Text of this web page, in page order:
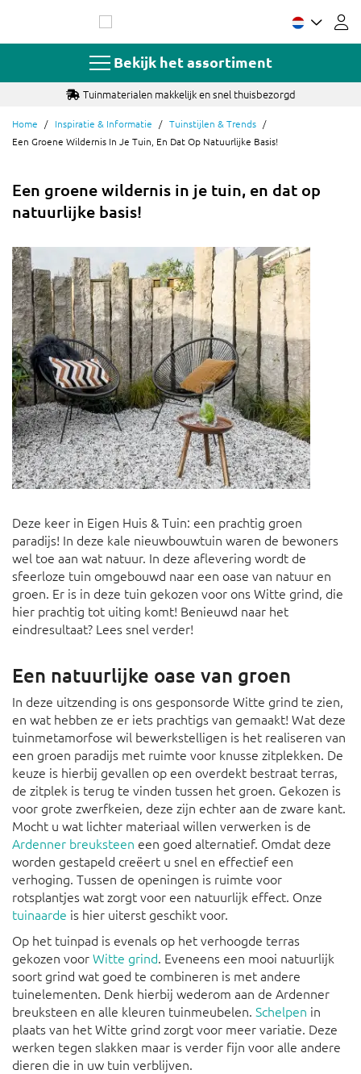
de
Bekijk het assortiment
Tuinmaterialen makkelijk en snel thuisbezorgd
Home Inspiratie & Informatie
Tuinstijlen & Trends
Een Groene Wildernis In Je Tuin, En Dat Op Natuurlijke Basis!
Een groene wildernis in je tuin, en dat op
natuurlijke basis!
Deze keer in Eigen Huis & Tuin: een prachtig groen
paradijs! In deze kale nieuwbouwtuin waren de bewoners
wel toe aan wat natuur. In deze aflevering wordt de
sfeerloze tuin omgebouwd naar een oase van natuur en
groen. Er is in deze tuin gekozen voor ons Witte grind, die
hier prachtig tot uiting komt! Benieuwd naar het
eindresultaat? Lees snel verder!
Een natuurlijke oase van groen
In deze uitzending is ons gesponsorde Witte grind te zien,
en wat hebben ze er iets prachtigs van gemaakt! Wat deze
tuinmetamorfose wil bewerkstelligen is het realiseren van
een groen paradijs met ruimte voor knusse zitplekken. De
keuze is hierbij gevallen op een overdekt bestraat terras,
de zitplek is terug te vinden tussen het groen. Gekozen is
voor grote zwerfkeien, deze zijn echter aan de zware kant.
Mocht u wat lichter materiaal willen verwerken is de
Ardenner breuksteen een goed alternatief. Omdat deze
worden gestapeld creëert u snel en effectief een
verhoging. Tussen de openingen is ruimte voor
rotsplantjes wat zorgt voor een natuurlijk effect. Onze
tuinaarde is hier uiterst geschikt voor.
Op het tuinpad is evenals op het verhoogde terras
gekozen voorWitte grind. Eveneens een mooi natuurlijk
soort grind wat goed te combineren is met andere
tuinelementen. Denk hierbij wederom aan de Ardenner
breuksteen en alle kleuren tuinmeubelen. Schelpen in
plaats van het Witte grind zorgt voor meer variatie. Deze
werken tegen slakken maar is verder fijn voor alle andere
dieren die in uw tuin verblijven.